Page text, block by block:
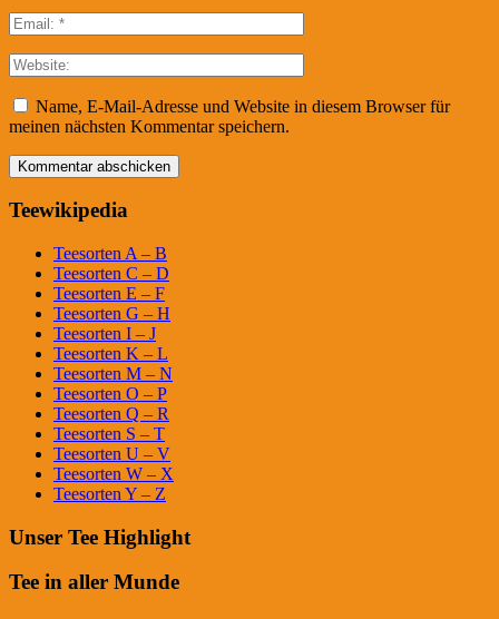
Name, E-Mail-Adresse und Website in diesem Browser für
meinen nächsten Kommentar speichern.
Teewikipedia
Teesorten A – B
Teesorten C – D
Teesorten E – F
Teesorten G – H
Teesorten I – J
Teesorten K – L
Teesorten M – N
Teesorten O – P
Teesorten Q – R
Teesorten S – T
Teesorten U – V
Teesorten W – X
Teesorten Y – Z
Unser Tee Highlight
Tee in aller Munde